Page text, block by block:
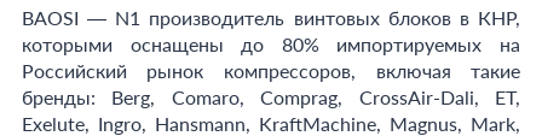
BAOSI — N1 производитель винтовых блоков в КНР,
которыми оснащены до 80% импортируемых на
Российский рынок компрессоров, включая такие
бренды: Berg, Comaro, Comprag, CrossAir-Dali, ET,
Exelute, Ingro, Hansmann, KraftMachine, Magnus, Mark,